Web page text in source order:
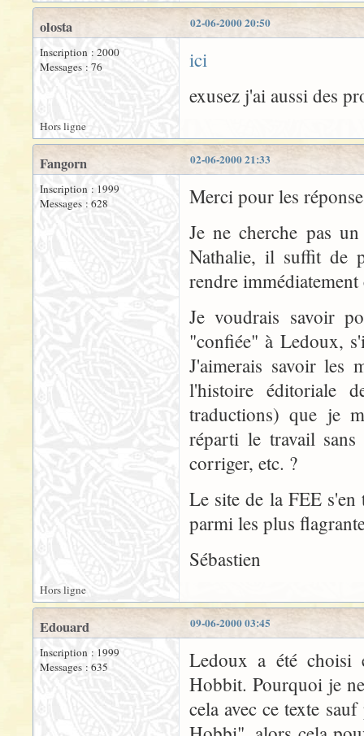
02-06-2000 20:50
olosta
Inscription : 2000
Messages : 76
ici
exusez j'ai aussi des
Hors ligne
02-06-2000 21:33
Fangorn
Inscription : 1999
Messages : 628
Merci pour les
Je ne cherche pas
Nathalie, il suffit de
rendre
Je voudrais savoir
"confiée" à Ledoux,
J'aimerais savoir les
l'histoire éditoriale
traductions) que je
réparti le travail
corriger, etc. ?
Le site de la FEE
parmi les plus
Sébastien
Hors ligne
09-06-2000 03:45
Edouard
Inscription : 1999
Messages : 635
Ledoux a été choisi
Hobbit. Pourquoi je
cela avec ce texte